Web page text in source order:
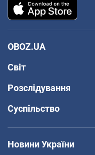
OBOZ.UA
Світ
Розслідування
Суспільство
Новини України